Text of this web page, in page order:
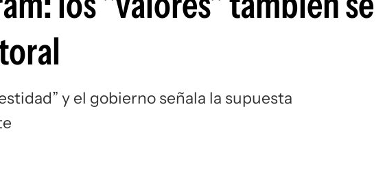
y el gobierno señala la supuesta